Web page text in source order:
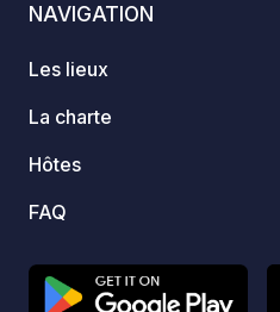
NAVIGATION
Les lieux
La charte
Hôtes
FAQ